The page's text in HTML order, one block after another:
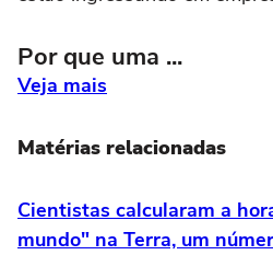
Por que uma ...
Veja mais
Matérias relacionadas
Cientistas calcularam a
mundo" na Terra, um